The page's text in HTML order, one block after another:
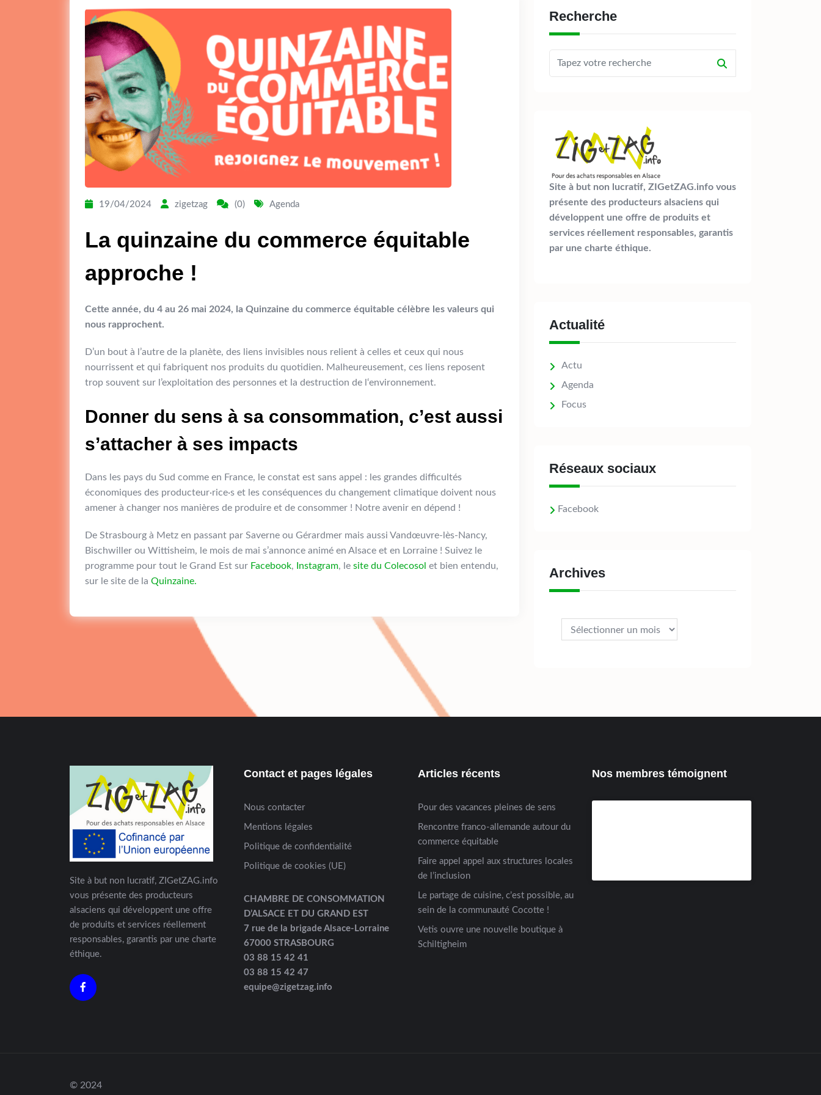
19/04/2024 zigetzag (0) Agenda
La quinzaine du commerce équitable
approche !
Cette année, du 4 au 26 mai 2024, la Quinzaine du commerce équitable célèbre les valeurs qui
nous rapprochent.
D’un bout à l’autre de la planète, des liens invisibles nous relient à celles et ceux qui nous
nourrissent et qui fabriquent nos produits du quotidien. Malheureusement, ces liens reposent
trop souvent sur l’exploitation des personnes et la destruction de l‘environnement.
Donner du sens à sa consommation, c’est aussi
s’attacher à ses impacts
Dans les pays du Sud comme en France, le constat est sans appel : les grandes difficultés
économiques des producteur·rice·s et les conséquences du changement climatique doivent nous
amener à changer nos manières de produire et de consommer ! Notre avenir en dépend !
De Strasbourg à Metz en passant par Saverne ou Gérardmer mais aussi Vandœuvre-lès-Nancy,
Bischwiller ou Wittisheim, le mois de mai s’annonce animé en Alsace et en Lorraine ! Suivez le
programme pour tout le Grand Est sur Facebook, Instagram, le site du Colecosol et bien entendu,
sur le site de la Quinzaine.
Recherche
Site à but non lucratif, ZIGetZAG.info vous
présente des producteurs alsaciens qui
développent une offre de produits et
services réellement responsables, garantis
par une charte éthique.
Actualité
Actu
Agenda
Focus
Réseaux sociaux
Facebook
Archives
Site à but non lucratif, ZIGetZAG.info
vous présente des producteurs
alsaciens qui développent une offre
de produits et services réellement
responsables, garantis par une charte
éthique.
Contact et pages légales
Nous contacter
Mentions légales
Politique de confidentialité
Politique de cookies (UE)
CHAMBRE DE CONSOMMATION
D’ALSACE ET DU GRAND EST
7 rue de la brigade Alsace-Lorraine
67000 STRASBOURG
03 88 15 42 41
03 88 15 42 47
equipe@zigetzag.info
Articles récents
Pour des vacances pleines de sens
Rencontre franco-allemande autour du
commerce équitable
Faire appel appel aux structures locales
de l’inclusion
Le partage de cuisine, c’est possible, au
sein de la communauté Cocotte !
Vetis ouvre une nouvelle boutique à
Schiltigheim
Nos membres témoignent
© 2024